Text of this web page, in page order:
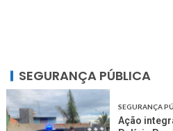
SEGURANÇA PÚBLICA
SEGURANÇA
Ação